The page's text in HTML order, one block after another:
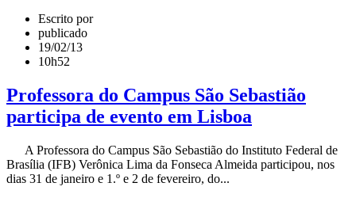
Escrito por
publicado
19/02/13
10h52
Professora do Campus São Sebastião
participa de evento em Lisboa
A Professora do Campus São Sebastião do Instituto Federal de
Brasília (IFB) Verônica Lima da Fonseca Almeida participou, nos
dias 31 de janeiro e 1.º e 2 de fevereiro, do...